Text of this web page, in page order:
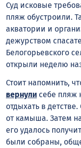
Суд исковые
пляж обустроили.
акватории и
дежурством
Белогорьевского
открыли неделю
Стоит напомнить,
вернули себе пляж
отдыхать в
от камыша. Затем
его удалось
были собраны,